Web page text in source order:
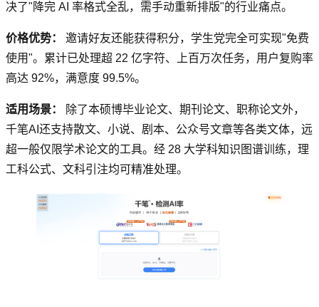
决了"降完 AI 率格式全乱，需手动重新排版"的行业痛点。
价格优势：
邀请好友还能获得积分，学生党完全可实现"免费
使用"。累计已处理超 22 亿字符、上百万次任务，用户复购率
高达 92%，满意度 99.5%。
适用场景：
除了本硕博毕业论文、期刊论文、职称论文外，
千笔AI还支持散文、小说、剧本、公众号文章等各类文体，远
超一般仅限学术论文的工具。经 28 大学科知识图谱训练，理
工科公式、文科引注均可精准处理。